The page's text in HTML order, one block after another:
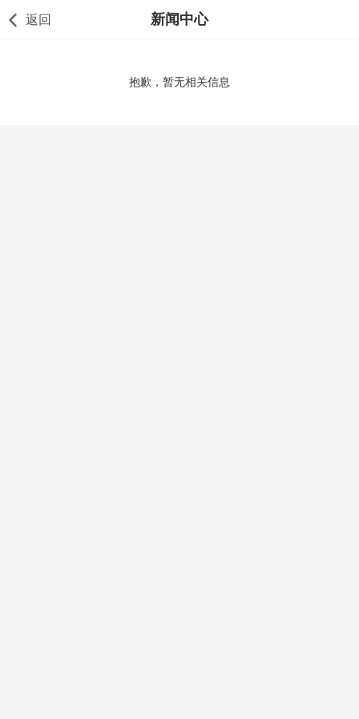
返回 新闻中心
抱歉，暂无相关信息